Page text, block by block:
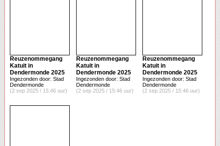
Reuzenommegang
Katuit in
Dendermonde 2025
Ingezonden door: Stad
Dendermonde
(2 sep 2025 / 15:46 uur)
Reuzenommegang
Katuit in
Dendermonde 2025
Ingezonden door: Stad
Dendermonde
(2 sep 2025 / 15:46 uur)
Reuzenommegang
Katuit in
Dendermonde 2025
Ingezonden door: Stad
Dendermonde
(2 sep 2025 / 15:46 uur)